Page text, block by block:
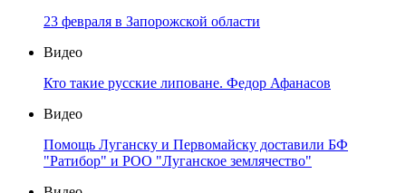
23 февраля в Запорожской области
Видео
Кто такие русские липоване. Федор Афанасов
Видео
Помощь Луганску и Первомайску доставили БФ
"Ратибор" и РОО "Луганское землячество"